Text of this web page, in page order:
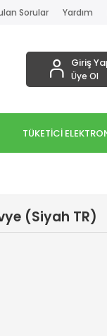
Sorular Yardım
Giriş
Üye Ol
TÜKETİCİ
(Siyah TR)